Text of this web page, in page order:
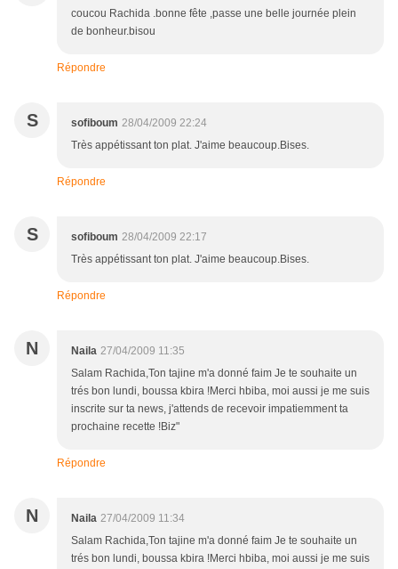
coucou Rachida .bonne fête ,passe une belle journée plein
de bonheur.bisou
Répondre
S sofiboum 28/04/2009 22:24
Très appétissant ton plat. J'aime beaucoup.Bises.
Répondre
S sofiboum 28/04/2009 22:17
Très appétissant ton plat. J'aime beaucoup.Bises.
Répondre
N Naila 27/04/2009 11:35
Salam Rachida,Ton tajine m'a donné faim Je te souhaite un
trés bon lundi, boussa kbira !Merci hbiba, moi aussi je me suis
inscrite sur ta news, j'attends de recevoir impatiemment ta
prochaine recette !Biz"
Répondre
N Naila 27/04/2009 11:34
Salam Rachida,Ton tajine m'a donné faim Je te souhaite un
trés bon lundi, boussa kbira !Merci hbiba, moi aussi je me suis